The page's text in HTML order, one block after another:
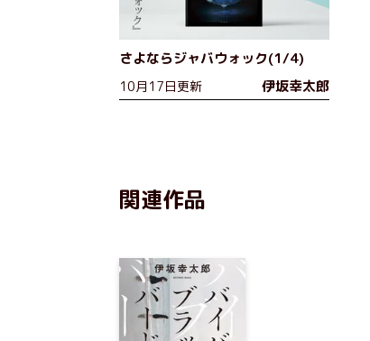
さよならジャバウォック(1/4)
10月17日更新 伊坂幸太郎
関連作品